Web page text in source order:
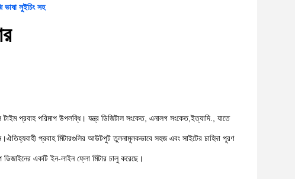
সুইচিং সহ
প্রবাহ পরিমাপ উপলব্ধি। যন্ত্র ডিজিটাল সংকেত, এনালগ সংকেত,ইত্যাদি., যাতে
প্রবাহ মিটারগুলির আউটপুট তুলনামূলকভাবে সহজ এবং সাইটের চাহিদা পূরণ
একটি ইন-লাইন ফ্লো মিটার চালু করেছে।